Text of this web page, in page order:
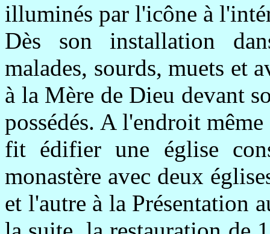
illuminés par l'icône à
Dès son installation
malades, sourds, muets et
à la Mère de Dieu devant
possédés. A l'endroit
fit édifier une église
monastère avec deux
et l'autre à la Présentation